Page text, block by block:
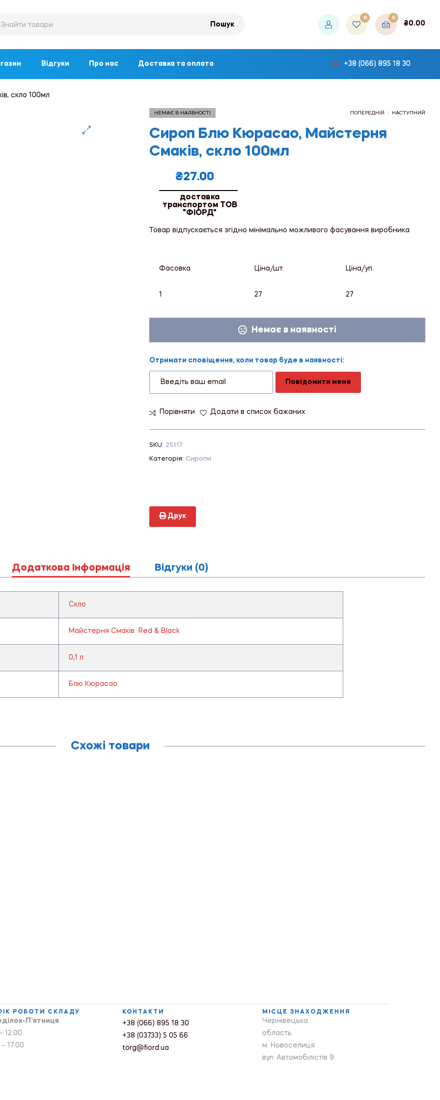
Пошук
0 0
₴0.00
Відгуки Про нас Доставка та оплата +38 (066) 895 18 30
скло 100мл
ПОПЕРЕДНІЙ НАСТУПНИЙ
НЕМАЄ В НАЯВНОСТІ
Сироп Блю Кюрасао, Майстерня
Смаків, скло 100мл
₴27.00
доставка
транспортом ТОВ
"ФІОРД"
Товар відпускається згідно мінімально можливого фасування виробника
Фасовка Ціна/шт. Ціна/уп.
1 27 27
Немає в наявності
Отримати сповіщення, коли товар буде в наявності:
Повідомити мене
Порівняти Додати в список бажаних
SKU: 25117
Категорія: Сиропи
Друк
Додаткова Інформація Відгуки (0)
Скло
Майстерня Смаків Red & Black
0,1 л
Блю Кюрасао
Схожі товари
РОБОТИ СКЛАДУ
П’ятниця
12.00
17.00
КОНТАКТИ
+38 (066) 895 18 30
+38 (03733) 5 05 66
torg@fiord.ua
МІСЦЕ ЗНАХОДЖЕННЯ
Чернівецька
область
м. Новоселиця
вул. Автомобілістів 9